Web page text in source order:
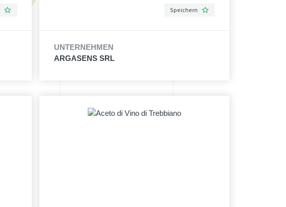
% reines Bio-Arganöl, zertifiziert von Ecocert. Das Öl
wird durch Kaltpressung aus den Kernen des
Antioxidantien. Ideal für die Pflege von Gesicht,
Körper und Haaren, ist das Arganöl von Argasens ein
nachhaltiges und vielseitiges Produkt suchen. Es
spendet tiefenwirksame Feuchtigkeit, regeneriert
verleiht dem Haar Glanz – ganz ohne zu fetten. ✔
Speichern
UNTERNEHMEN
ARGASENS SRL